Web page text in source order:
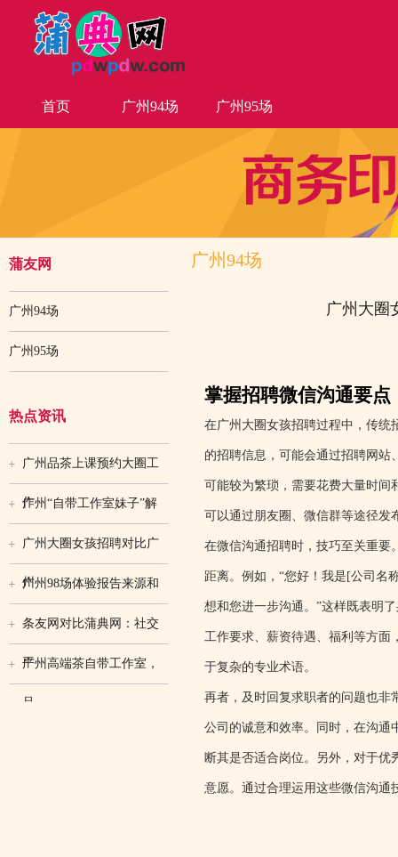
首页 广州94场 广州95场
蒲友网
广州94场
广州95场
热点资讯
广州品茶上课预约大圈工
作
广州“自带工作室妹子”解
广州大圈女孩招聘对比广
州
广州98场体验报告来源和
条友网对比蒲典网：社交
平
广州高端茶自带工作室，
品
广州94场
广州大圈
掌握招聘微信沟通要点
在广州大圈女孩招聘过程中，传统
的招聘信息，可能会通过招聘网站
可能较为繁琐，需要花费大量时间
可以通过朋友圈、微信群等途径发
在微信沟通招聘时，技巧至关重要
距离。例如，“您好！我是[公司名
想和您进一步沟通。”这样既表明
工作要求、薪资待遇、福利等方面
于复杂的专业术语。
再者，及时回复求职者的问题也非
公司的诚意和效率。同时，在沟通
断其是否适合岗位。另外，对于优
意愿。通过合理运用这些微信沟通